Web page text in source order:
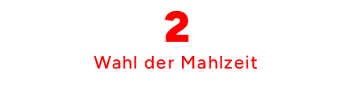
2
Wahl der Mahlzeit